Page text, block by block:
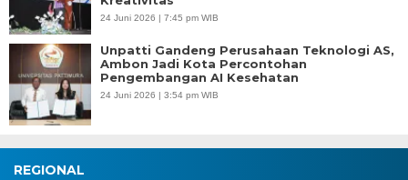
24 Juni 2026 | 7:45 pm WIB
Unpatti Gandeng Perusahaan Teknologi AS,
Ambon Jadi Kota Percontohan
Pengembangan AI Kesehatan
24 Juni 2026 | 3:54 pm WIB
REGIONAL